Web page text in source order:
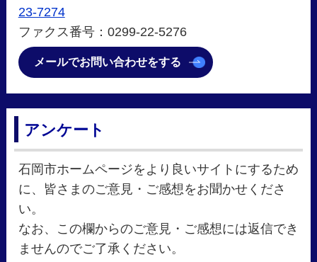
23-7274
ファクス番号：0299-22-5276
メールでお問い合わせをする
アンケート
石岡市ホームページをより良いサイトにするため
に、皆さまのご意見・ご感想をお聞かせくださ
い。
なお、この欄からのご意見・ご感想には返信でき
ませんのでご了承ください。